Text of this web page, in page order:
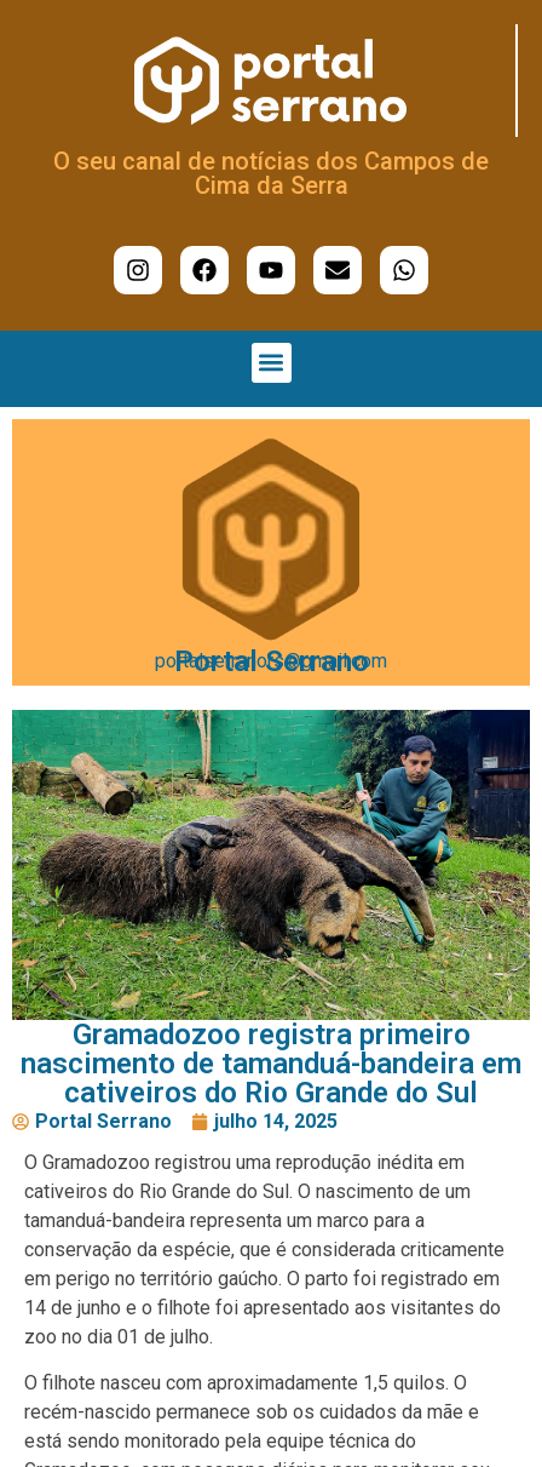
O seu canal de notícias dos Campos de
Cima da Serra
Portal Serrano
portalserranors@gmail.com
Gramadozoo registra primeiro
nascimento de tamanduá-bandeira em
cativeiros do Rio Grande do Sul
Portal Serrano
julho 14, 2025
O Gramadozoo registrou uma reprodução inédita em
cativeiros do Rio Grande do Sul. O nascimento de um
tamanduá-bandeira representa um marco para a
conservação da espécie, que é considerada criticamente
em perigo no território gaúcho. O parto foi registrado em
14 de junho e o filhote foi apresentado aos visitantes do
zoo no dia 01 de julho.
O filhote nasceu com aproximadamente 1,5 quilos. O
recém-nascido permanece sob os cuidados da mãe e
está sendo monitorado pela equipe técnica do